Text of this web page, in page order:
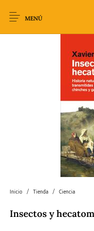
MENÚ
Crimen
Ficción
Inicio / Tienda / Ciencia
Insectos y